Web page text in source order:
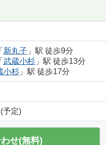
「 新丸子 」駅 徒歩9分
「 武蔵小杉」駅 徒歩13分
小杉」駅 徒歩17分
予定)
せ(無料)